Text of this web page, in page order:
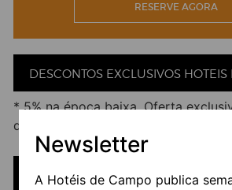
Newsletter
A Hotéis de Campo publica
RESERVE AGORA
DESCONTOS EXCLUSIVOS
* 5% na época baixa. Oferta
de Campo.
PREÇOS